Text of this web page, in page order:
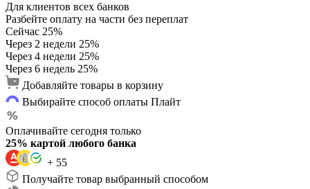
Для клиентов всех банков
Разбейте оплату на части без переплат
Сейчас 25%
Через 2 недели 25%
Через 4 недели 25%
Через 6 недель 25%
Добавляйте товары в корзину
Выбирайте способ оплаты Плайт
Оплачивайте сегодня только
25% картой любого банка
+ 55
Получайте товар выбранный способом